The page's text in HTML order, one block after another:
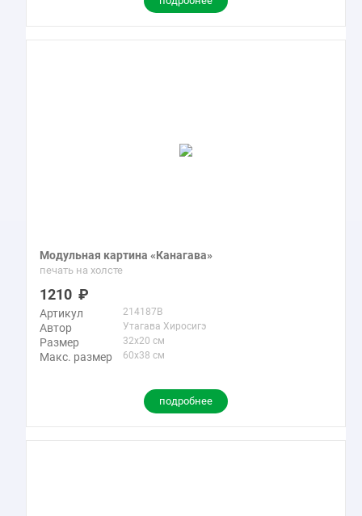
Модульная картина «Канагава»
печать на холсте
1210
Артикул 214187B
Автор Утагава Хиросигэ
Размер 32x20 см
Макс. размер 60x38 см
подробнее